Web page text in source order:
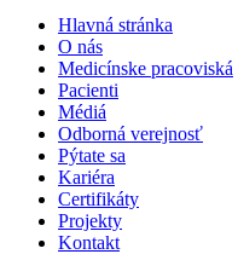
Hlavná stránka
O nás
Medicínske pracoviská
Pacienti
Médiá
Odborná verejnosť
Pýtate sa
Kariéra
Certifikáty
Projekty
Kontakt